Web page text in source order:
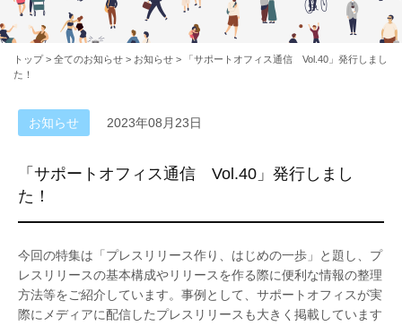
トップ> 全てのお知らせ > お知らせ > 「サポートオフィス通信 Vol.40」発行しまし
た！
お知らせ 2023年08月23日
「サポートオフィス通信 Vol.40」発行しまし
た！
今回の特集は「プレスリリース作り、はじめの一歩」と題し、プ
レスリリースの基本構成やリリースを作る際に便利な情報の整理
方法等をご紹介しています。事例として、サポートオフィスが実
際にメディアに配信したプレスリリースも大きく掲載しています